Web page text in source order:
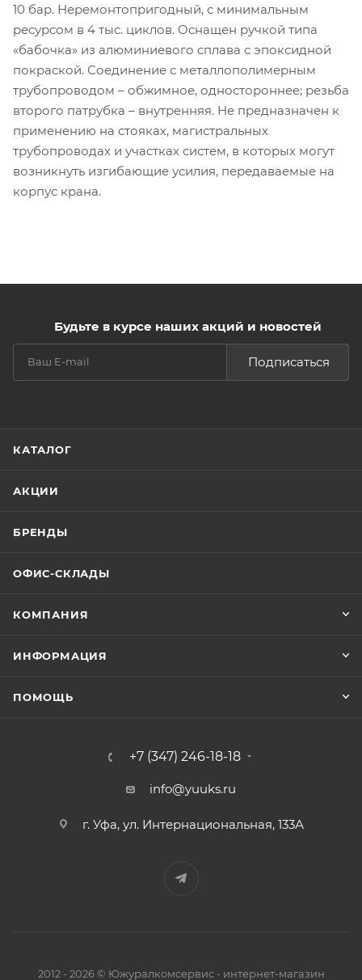
10 бар. Неремонтопригодный, с минимальным
ресурсом в 4 тыс. циклов. Оснащен ручкой типа
«бабочка» из алюминиевого сплава с эпоксидной
покраской. Соединение с металлополимерным
трубопроводом – обжимное, одностороннее; резьба
второго патрубка – внутренняя. Не предназначен к
применению на стояках, магистральных
трубопроводах и участках систем, в которых могут
возникнуть изгибающие усилия, передаваемые на
корпус крана.
Будьте в курсе наших акций и новостей
Подписаться
КАТАЛОГ
АКЦИИ
БРЕНДЫ
ОФИС-СКЛАДЫ
КОМПАНИЯ
ИНФОРМАЦИЯ
ПОМОЩЬ
+7 (347) 246-18-18
info@yuuks.ru
г. Уфа, ул. Интернациональная, 133А
2012 - 2026 © Южуралкомсервис - интернет-магазин